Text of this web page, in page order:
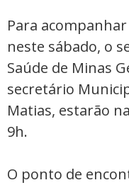
Para
neste sábado, o
Saúde de Minas
secretário
Matias, estarão
9h.
O ponto de